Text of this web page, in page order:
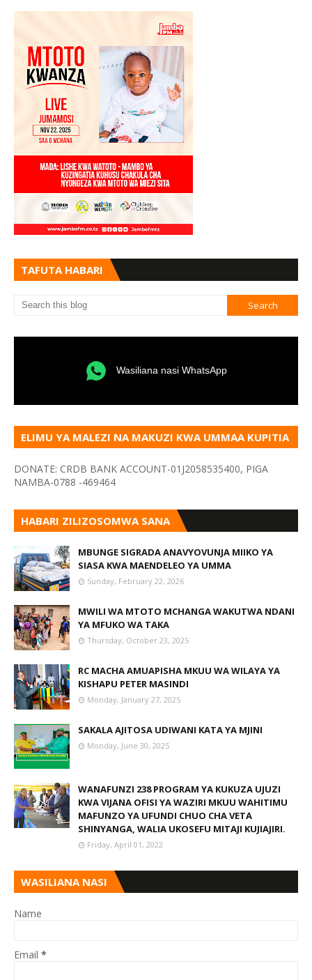
TAFUTA HABARI
Wasiliana nasi WhatsApp
ELIMU YA MALEZI NA MAKUZI KWA UMMAA KUPITIA
DONATE: CRDB BANK ACCOUNT-01J2058535400, PIGA
NAMBA-0788 -469464
HABARI ZILIZOSOMWA SANA
MBUNGE SIGRADA ANAVYOVUNJA MIIKO YA
SIASA KWA MAENDELEO YA UMMA
Sunday, February 22, 2026
MWILI WA MTOTO MCHANGA WAKUTWA NDANI
YA MFUKO WA TAKA
Thursday, October 23, 2025
RC MACHA AMUAPISHA MKUU WA WILAYA YA
KISHAPU PETER MASINDI
Monday, January 27, 2025
SAKALA AJITOSA UDIWANI KATA YA MJINI
Monday, June 30, 2025
WANAFUNZI 238 PROGRAM YA KUKUZA UJUZI
KWA VIJANA OFISI YA WAZIRI MKUU WAHITIMU
MAFUNZO YA UFUNDI CHUO CHA VETA
SHINYANGA, WALIA UKOSEFU MITAJI KUJIAJIRI.
Friday, April 01, 2022
WASILIANA NASI
Name
Email *